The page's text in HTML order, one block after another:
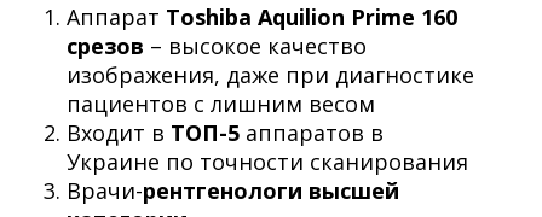
Аппарат Toshiba Aquilion Prime 160
срезов – высокое качество
изображения, даже при диагностике
пациентов с лишним весом
Входит в ТОП-5 аппаратов в
Украине по точности сканирования
Врачи-рентгенологи высшей